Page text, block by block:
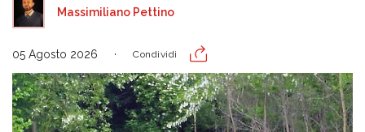
Massimiliano Pettino
05 Agosto 2026 Condividi